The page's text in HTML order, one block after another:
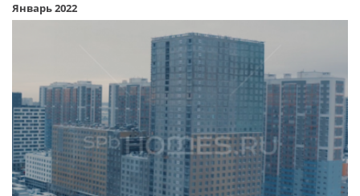
Январь 2022